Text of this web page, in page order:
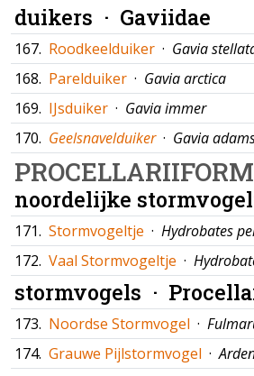
duikers · Gaviidae
167. Roodkeelduiker · Gavia
168. Parelduiker · Gavia arctica
169. IJsduiker · Gavia immer
170. Geelsnavelduiker · Gavia
noordelijke
171. Stormvogeltje · Hydrobates
172. Vaal Stormvogeltje ·
stormvogels ·
173. Noordse Stormvogel ·
174. Grauwe Pijlstormvogel ·